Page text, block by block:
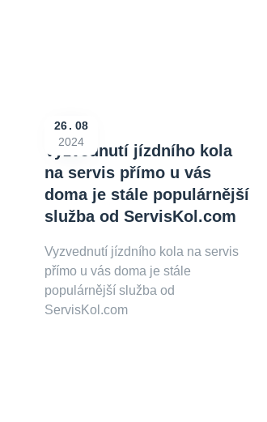
Vyzvednutí jízdního kola
na servis přímo u vás
doma je stále populárnější
služba od ServisKol.com
26
08
2024
Vyzvednutí jízdního kola na servis
přímo u vás doma je stále
populárnější služba od
ServisKol.com